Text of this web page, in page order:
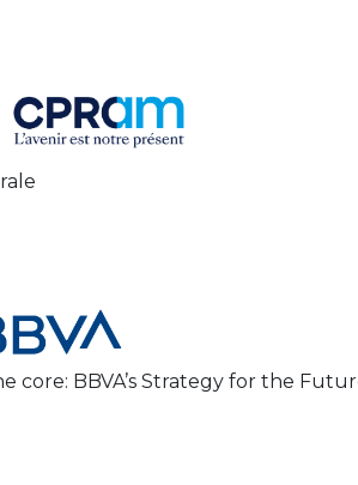
core: BBVA’s Strategy for the